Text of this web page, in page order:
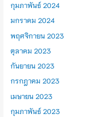
กุมภาพันธ์ 2024
มกราคม 2024
พฤศจิกายน 2023
ตุลาคม 2023
กันยายน 2023
กรกฎาคม 2023
เมษายน 2023
กุมภาพันธ์ 2023